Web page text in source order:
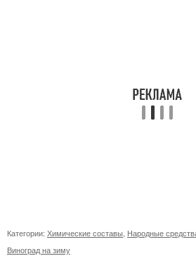
Категории: Химические составы Народные
Виноград на зиму